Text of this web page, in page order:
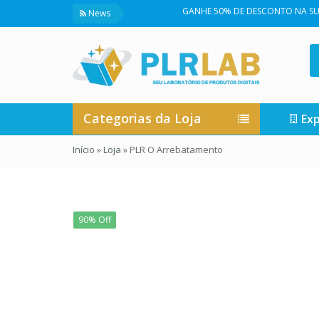
News GANHE 50% DE DESCONTO NA SUA
Categorias da Loja
Início »Loja » PLR O Arrebatamento
90% Off